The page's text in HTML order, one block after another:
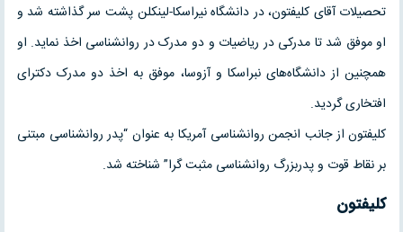
تحصیلات آقای کلیفتون، در دانشگاه نیراسکا-لینکلن پشت سر گذاشته شد و
او موفق شد تا مدرکی در ریاضیات و دو مدرک در روانشناسی اخذ نماید. او
همچنین از دانشگاه‌های نبراسکا و آزوسا، موفق به اخذ دو مدرک دکترای
افتخاری گردید.
کلیفتون از جانب انجمن روانشناسی آمریکا به عنوان “پدر روانشناسی مبتنی
بر نقاط قوت و پدربزرگ روانشناسی مثبت گرا” شناخته شد.
کلیفتون